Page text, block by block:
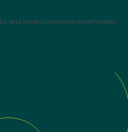
Es sind keine Kommentare vorhanden.